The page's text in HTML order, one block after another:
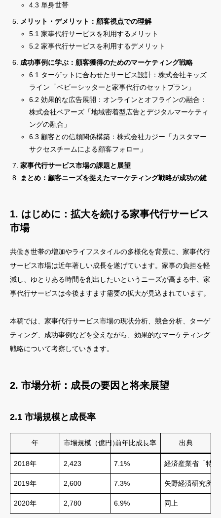
4.3 単身世帯
メリット・デメリット：顧客視点での理解
5.1 家事代行サービスを利用するメリット
5.2 家事代行サービスを利用するデメリット
成功事例に学ぶ：顧客獲得のためのマーケティング戦略
6.1 ターゲットに合わせたサービス設計：株式会社キッズ
ライン「ベビーシッターと家事代行のセットプラン」
6.2 効果的な広告展開：オンラインとオフラインの融合：
株式会社ベアーズ「地域密着型広告とデジタルマーケティ
ングの融合」
6.3 顧客との信頼関係構築：株式会社カジー「カスタマー
サクセスチームによる顧客フォロー」
家事代行サービス市場の課題と展望
まとめ：顧客ニーズを捉えたマーケティング戦略が成功の鍵
1. はじめに：拡大を続ける家事代行サービス
市場
共働き世帯の増加やライフスタイルの多様化を背景に、家事代行
サービス市場は近年著しい成長を遂げています。家事の負担を軽
減し、ゆとりある時間を創出したいというニーズが高まる中、家
事代行サービスは今後ますます需要の拡大が見込まれています。
本稿では、家事代行サービス市場の現状分析、競合分析、ターゲ
ティング、成功事例などを交えながら、効果的なマーケティング
戦略について考察していきます。
2. 市場分析：成長の要因と将来展望
2.1 市場規模と成長率
年 市場規模（億円）前年比成長率 出典
2018年 2,423 7.1% 経済産業省「特
2019年 2,600 7.3% 矢野経済研究所
2020年 2,780 6.9% 同上